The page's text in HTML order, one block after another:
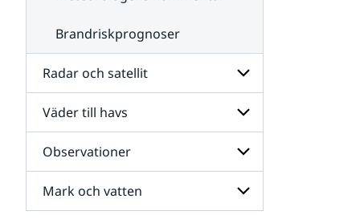
Brandriskprognoser
Radar och satellit
Undersidor
för
Radar
och
satellit
Väder till havs
Undersidor
för
Väder
till
havs
Observationer
Undersidor
för
Mark och vatten